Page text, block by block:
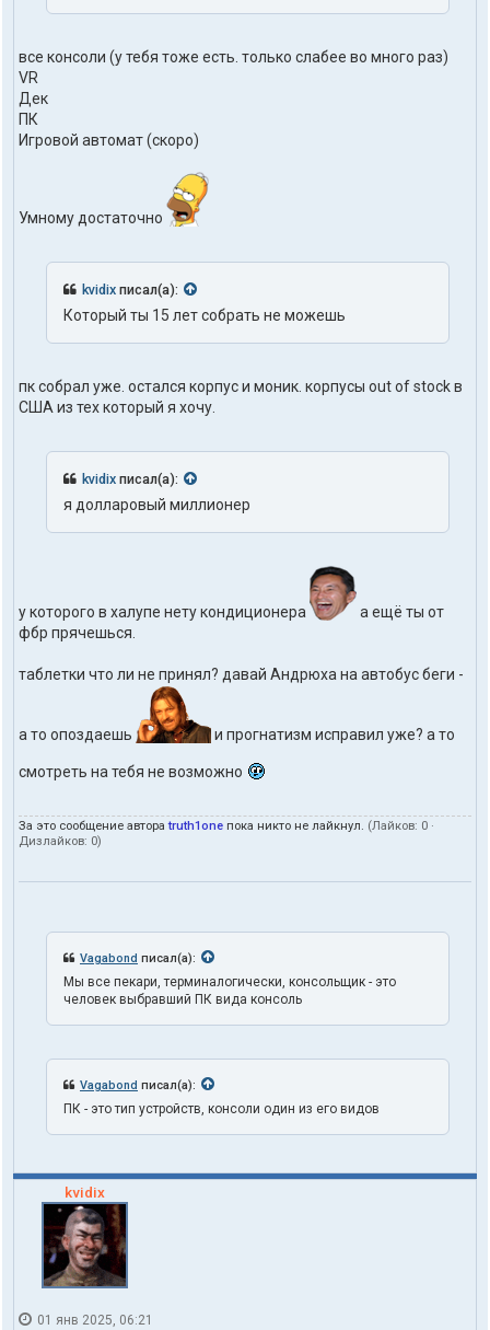
все консоли (у тебя тоже есть. только слабее во много раз)
VR
Дек
ПК
Игровой автомат (скоро)
Умному достаточно
kvidix писал(а):
Который ты 15 лет собрать не можешь
пк собрал уже. остался корпус и моник. корпусы out of stock в
США из тех который я хочу.
kvidix писал(а):
я долларовый миллионер
у которого в халупе нету кондиционера
а ещё ты от
фбр прячешься.
таблетки что ли не принял? давай Андрюха на автобус беги -
а то опоздаешь и прогнатизм исправил уже? а то
смотреть на тебя не возможно
За это сообщение автораtruth1one пока никто не лайкнул. (Лайков: 0 ·
Дизлайков: 0)
Vagabond писал(а):
Мы все пекари, терминалогически, консольщик - это
человек выбравший ПК вида консоль
Vagabond писал(а):
ПК - это тип устройств, консоли один из его видов
kvidix
01 янв 2025, 06:21